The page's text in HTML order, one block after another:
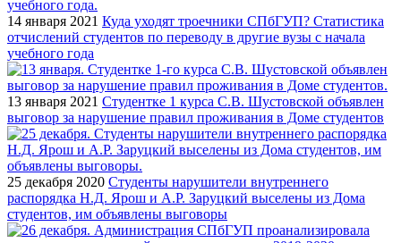
14 января 2021 Куда уходят троечники СПбГУП? Статистика
отчислений студентов по переводу в другие вузы с начала
учебного года
13 января 2021 Студентке 1 курса С.В. Шустовской объявлен
выговор за нарушение правил проживания в Доме студентов
25 декабря 2020 Студенты нарушители внутреннего
распорядка Н.Д. Ярош и А.Р. Заруцкий выселены из Дома
студентов, им объявлены выговоры